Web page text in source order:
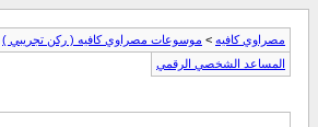
مصراوي كافيه > موسوعات مصراوي كافيه ( ركن تجريبي )
المساعد الشخصي الرقمي